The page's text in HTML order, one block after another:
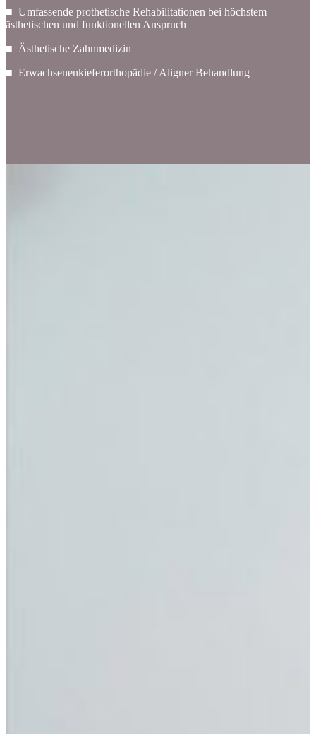
■ Umfassende prothetische Rehabilitationen bei höchstem
ästhetischen und funktionellen Anspruch
■ Ästhetische Zahnmedizin
■ Erwachsenenkieferorthopädie / Aligner Behandlung